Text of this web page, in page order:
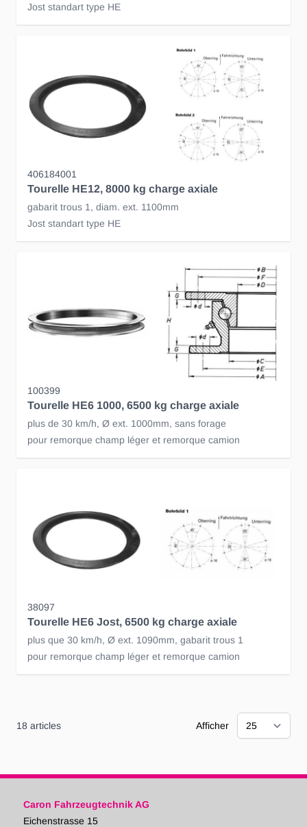
Jost standart type HE
406184001
Tourelle HE12, 8000 kg charge axiale
gabarit trous 1, diam. ext. 1100mm
Jost standart type HE
100399
Tourelle HE6 1000, 6500 kg charge axiale
plus de 30 km/h, Ø ext. 1000mm, sans forage
pour remorque champ léger et remorque camion
38097
Tourelle HE6 Jost, 6500 kg charge axiale
plus que 30 km/h, Ø ext. 1090mm, gabarit trous 1
pour remorque champ léger et remorque camion
18 articles Afficher
Caron Fahrzeugtechnik AG
Eichenstrasse 15